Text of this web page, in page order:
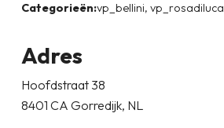
Categorieën:vp_bellini, vp_rosadiluca
Adres
Hoofdstraat 38
8401 CA Gorredijk, NL